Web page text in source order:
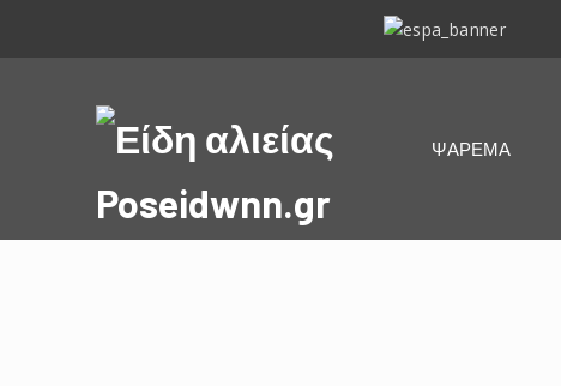
ΕΣΠΑ
Είδη
αλιείας
ΨΑΡΕΜΑ